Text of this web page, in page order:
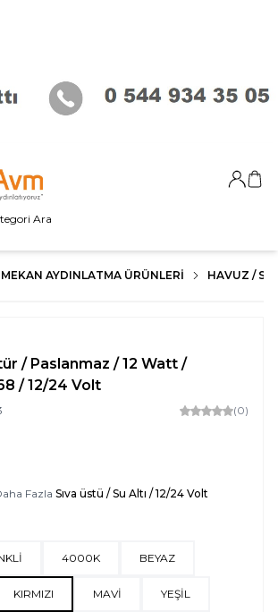
Giriş
AYDINLATMA ÜRÜNLERI HAVUZ / SU
/ Paslanmaz / 12 Watt /
/ 12/24 Volt
(0)
Fazla Sıva üstü / Su Altı / 12/24 Volt
4000K BEYAZ
KIRMIZI MAVİ YEŞİL